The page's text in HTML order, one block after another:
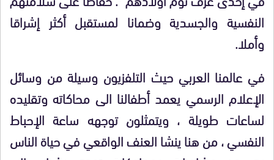
النفسية والجسدية وضمانا لمستقبل أكثر إشراقا
وأملا.
في عالمنا العربي حيث التلفزيون وسيلة من وسائل
الإعلام الرسمي يعمد أطفالنا الى محاكاته وتقليده
لساعات طويلة ، ويتمثلون توجهه ساعة الإحباط
النفسي ، من هنا ينشا العنف الواقعي في حياة الناس